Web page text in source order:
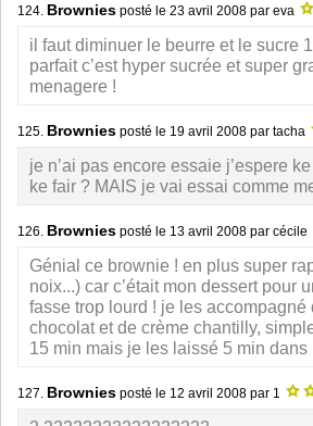
124. Brownies posté le 23 avril 2008 par eva
il faut diminuer le beurre et le sucre
parfait c’est hyper sucrée et super
menagere !
125. Brownies posté le 19 avril 2008 par tacha
je n’ai pas encore essaie j’espere
ke fair ? MAIS je vai essai comme
126. Brownies posté le 13 avril 2008 par cécile
Génial ce brownie ! en plus super
noix...) car c’était mon dessert pour
fasse trop lourd ! je les accompagné
chocolat et de crème chantilly,
15 min mais je les laissé 5 min
127. Brownies posté le 12 avril 2008 par 1